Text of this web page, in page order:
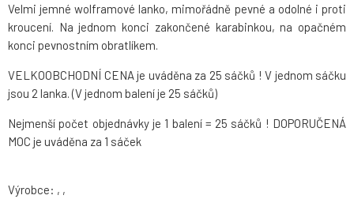
Velmi jemné wolframové lanko, mimořádně pevné a odolné i proti
kroucení. Na jednom konci zakončené karabinkou, na opačném
konci pevnostním obratlíkem.
VELKOOBCHODNÍ CENA je uváděna za 25 sáčků ! V jednom sáčku
jsou 2 lanka. (V jednom balení je 25 sáčků)
Nejmenší počet objednávky je 1 balení = 25 sáčků ! DOPORUČENÁ
MOC je uváděna za 1 sáček
Výrobce: , ,